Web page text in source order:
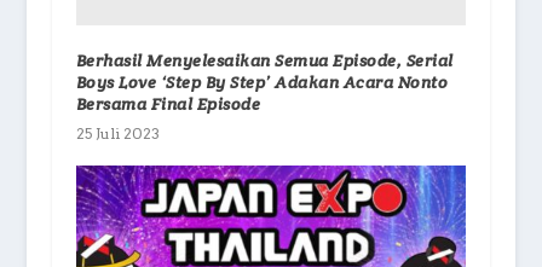
Berhasil Menyelesaikan Semua Episode, Serial
Boys Love ‘Step By Step’ Adakan Acara Nonto
Bersama Final Episode
25 Juli 2023